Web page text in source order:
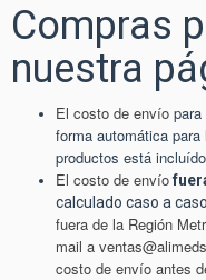
Compras
nuestra
El costo de envío
forma automática
productos está
El costo de envío
calculado caso a caso
fuera de la Región
mail a
costo de envío antes